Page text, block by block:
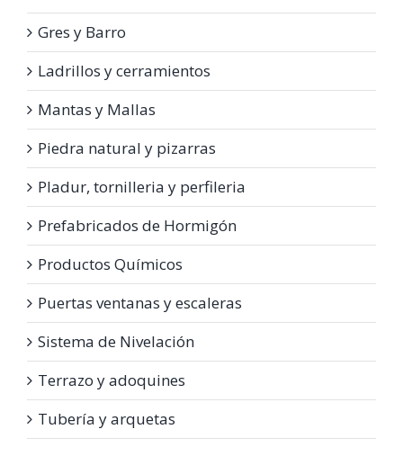
Gres y Barro
Ladrillos y cerramientos
Mantas y Mallas
Piedra natural y pizarras
Pladur, tornilleria y perfileria
Prefabricados de Hormigón
Productos Químicos
Puertas ventanas y escaleras
Sistema de Nivelación
Terrazo y adoquines
Tubería y arquetas